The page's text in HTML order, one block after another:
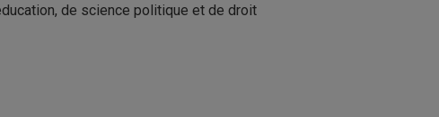
de science politique et de droit